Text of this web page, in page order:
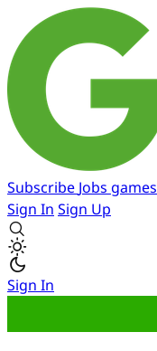
Subscribe Jobs
Sign In Sign Up
Sign In